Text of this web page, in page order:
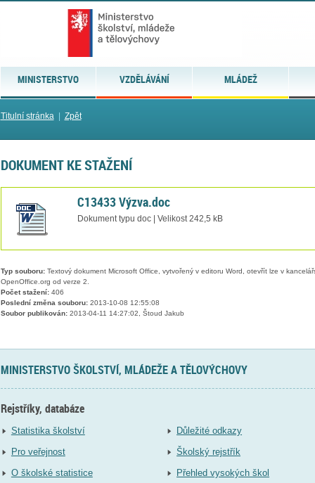
MINISTERSTVO VZDĚLÁVÁNÍ MLÁDEŽ
Titulní stránka| Zpět
DOKUMENT KE STAŽENÍ
C13433 Výzva.doc
Dokument typu doc | Velikost 242,5 kB
Typ souboru:Textový dokument Microsoft Office, vytvořený v editoru Word, otevřít lze v
OpenOffice.org od verze 2.
Počet stažení:406
Poslední změna souboru:2013-10-08 12:55:08
Soubor publikován:2013-04-11 14:27:02, Štoud Jakub
MINISTERSTVO ŠKOLSTVÍ, MLÁDEŽE A TĚLOVÝCHOVY
Rejstříky, databáze
Statistika školství
Pro veřejnost
O školské statistice
Důležité odkazy
Školský rejstřík
Přehled vysokých škol